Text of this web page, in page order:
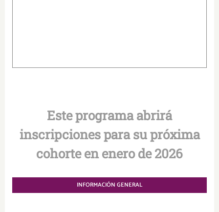
Este programa abrirá
inscripciones para su próxima
cohorte en enero de 2026
INFORMACIÓN GENERAL